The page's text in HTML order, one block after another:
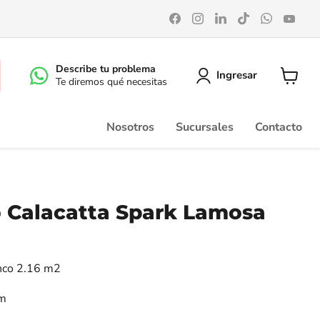
Encuéntrenos
en
Facebook
Encuéntrenos
en
Instagram
Encuéntrenos
en
LinkedIn
Encuéntrenos
en
TikTok
en
Describe tu problema
Te diremos qué necesitas
Ingresar
Nosotros Sucursales Contacto
Calacatta Spark Lamosa
2.16 m2